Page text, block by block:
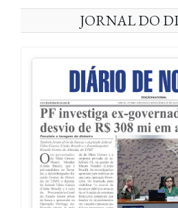
JORNAL DO